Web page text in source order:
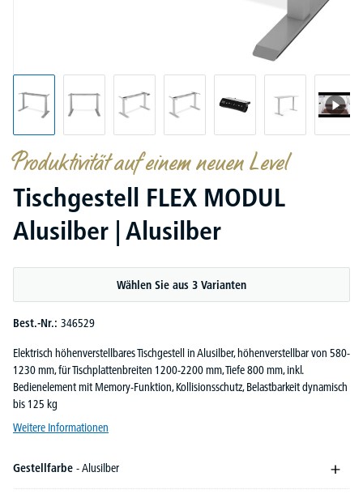
Produktivität auf einem neuen Level
Tischgestell FLEX MODUL
Alusilber | Alusilber
Wählen Sie aus 3 Varianten
Best.-Nr.: 346529
Elektrisch höhenverstellbares Tischgestell in Alusilber, höhenverstellbar von 580-
1230 mm, für Tischplattenbreiten 1200-2200 mm, Tiefe 800 mm, inkl.
Bedienelement mit Memory-Funktion, Kollisionsschutz, Belastbarkeit dynamisch
bis 125 kg
Weitere Informationen
Gestellfarbe - Alusilber